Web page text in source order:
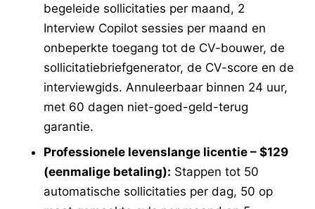
begeleide sollicitaties per maand, 2
Interview Copilot sessies per maand en
onbeperkte toegang tot de CV-bouwer, de
sollicitatiebriefgenerator, de CV-score en de
interviewgids. Annuleerbaar binnen 24 uur,
met 60 dagen niet-goed-geld-terug
garantie.
Professionele levenslange licentie – $129
(eenmalige betaling): Stappen tot 50
automatische sollicitaties per dag, 50 op